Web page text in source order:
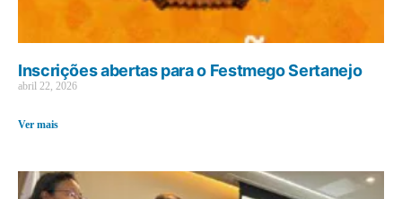
Inscrições abertas para o Festmego Sertanejo
abril 22, 2026
Ver mais